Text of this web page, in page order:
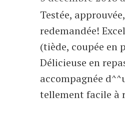
Testée,
redemandée!
(tiède, coupée en
Délicieuse en
accompagnée
tellement facile à